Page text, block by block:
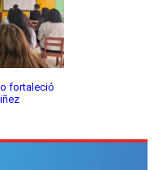
fortaleció